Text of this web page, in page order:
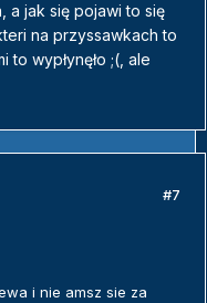
a jak się pojawi to się
na przyssawkach to
wypłynęło ;(, ale
#7
i nie amsz sie za